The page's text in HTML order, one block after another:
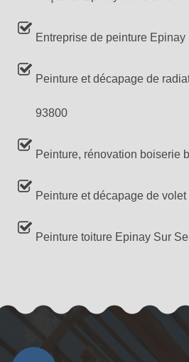
Entreprise de peinture Epinay
Peinture et décapage de
93800
Peinture, rénovation boiserie
Peinture et décapage de
Peinture toiture Epinay Sur